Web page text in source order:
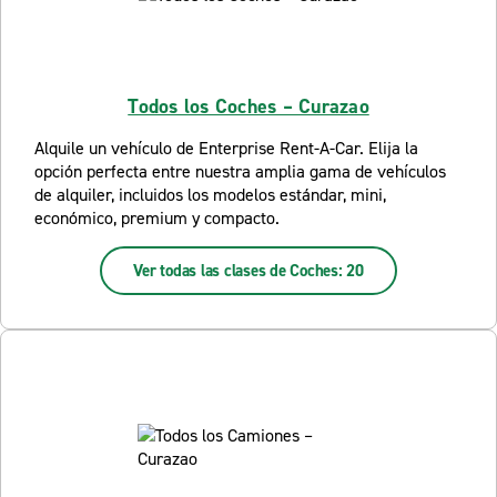
Todos los Coches – Curazao
Alquile un vehículo de Enterprise Rent-A-Car. Elija la
opción perfecta entre nuestra amplia gama de vehículos
de alquiler, incluidos los modelos estándar, mini,
económico, premium y compacto.
Ver todas las clases de Coches: 20